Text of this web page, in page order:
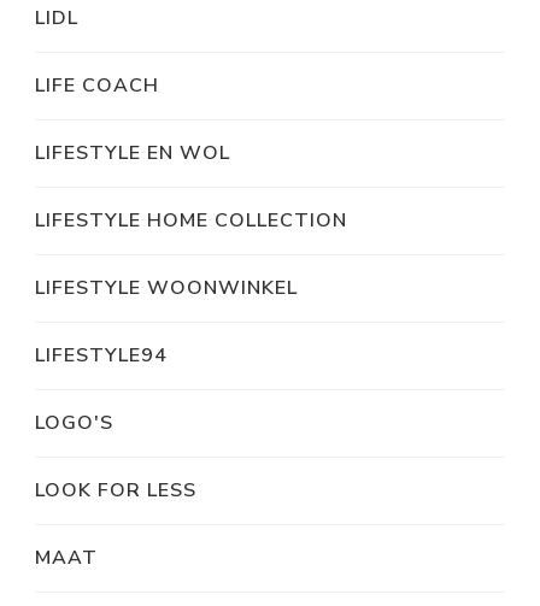
LIDL
LIFE COACH
LIFESTYLE EN WOL
LIFESTYLE HOME COLLECTION
LIFESTYLE WOONWINKEL
LIFESTYLE94
LOGO'S
LOOK FOR LESS
MAAT